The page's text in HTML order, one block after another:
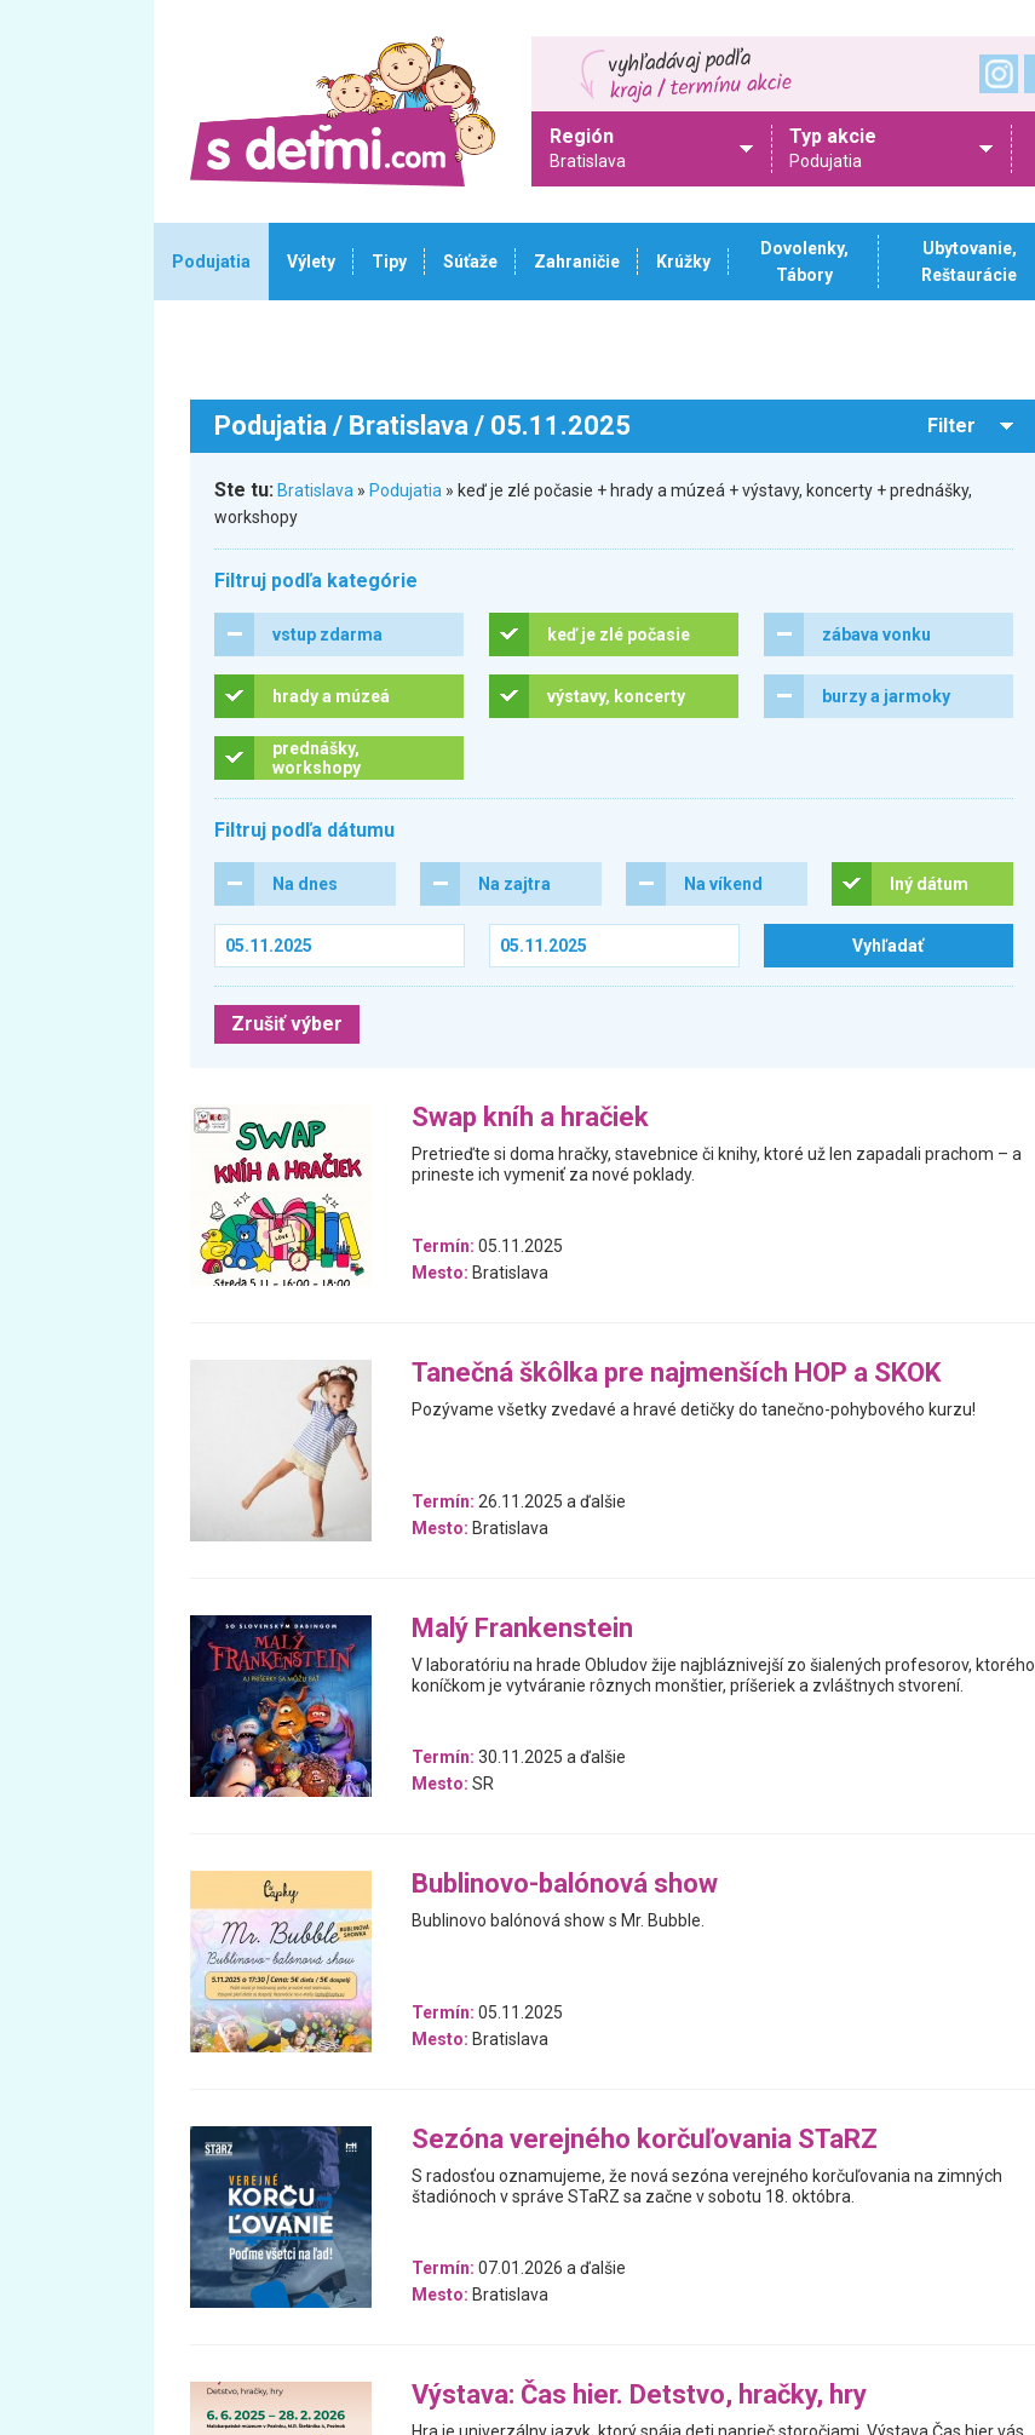
Región
Bratislava
Typ akcie
Podujatia
Podujatia Výlety Tipy Súťaže Zahraničie Krúžky
Dovolenky,
Tábory
Ubytovanie,
Reštaurácie
Podujatia / Bratislava / 05.11.2025 Filter
Ste tu: Bratislava » Podujatia » keď je zlé počasie + hrady a múzeá + výstavy, koncerty + prednášky,
workshopy
Filtruj podľa kategórie
vstup zdarma keď je zlé počasie zábava vonku
hrady a múzeá výstavy, koncerty burzy a jarmoky
prednášky,
workshopy
Filtruj podľa dátumu
Na dnes Na zajtra Na víkend Iný dátum
Zrušiť výber
Swap kníh a hračiek
Pretrieďte si doma hračky, stavebnice či knihy, ktoré už len zapadali prachom – a
prineste ich vymeniť za nové poklady.
Termín: 05.11.2025
Mesto: Bratislava
Tanečná škôlka pre najmenších HOP a SKOK
Pozývame všetky zvedavé a hravé detičky do tanečno-pohybového kurzu!
Termín: 26.11.2025 a ďalšie
Mesto: Bratislava
Malý Frankenstein
V laboratóriu na hrade Obludov žije najbláznivejší zo šialených profesorov, ktorého
koníčkom je vytváranie rôznych monštier, príšeriek a zvláštnych stvorení.
Termín: 30.11.2025 a ďalšie
Mesto: SR
Bublinovo-balónová show
Bublinovo balónová show s Mr. Bubble.
Termín: 05.11.2025
Mesto: Bratislava
Sezóna verejného korčuľovania STaRZ
S radosťou oznamujeme, že nová sezóna verejného korčuľovania na zimných
štadiónoch v správe STaRZ sa začne v sobotu 18. októbra.
Termín: 07.01.2026 a ďalšie
Mesto: Bratislava
Výstava: Čas hier. Detstvo, hračky, hry